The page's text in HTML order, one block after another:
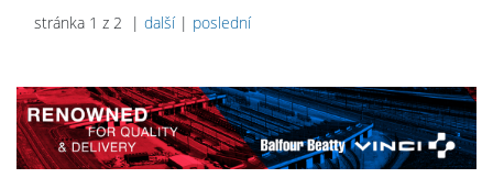
stránka 1 z 2 | další| poslední